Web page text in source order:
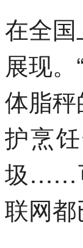
在全
展现
体脂
护烹
圾……
联网